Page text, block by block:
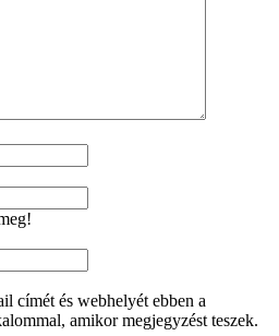
címét és webhelyét ebben a
amikor megjegyzést teszek.